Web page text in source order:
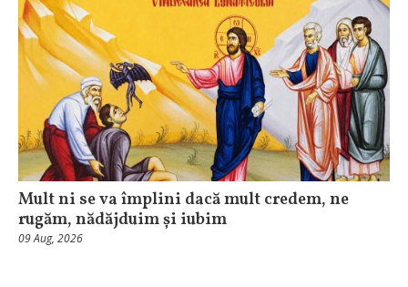
Mult ni se va împlini dacă mult credem, ne
rugăm, nădăjduim și iubim
09 Aug, 2026